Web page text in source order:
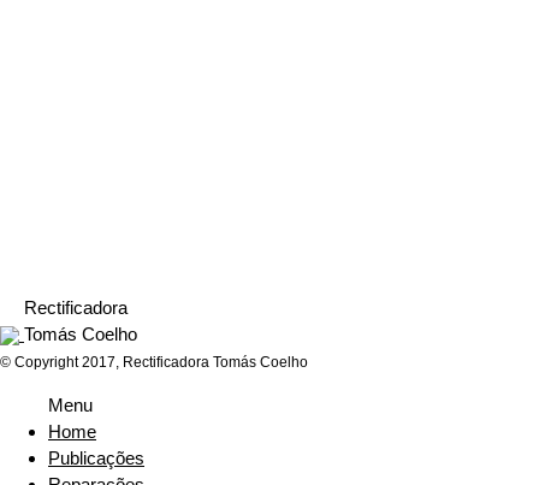
Rectificadora
Tomás Coelho
© Copyright 2017, Rectificadora Tomás Coelho
Menu
Home
Publicações